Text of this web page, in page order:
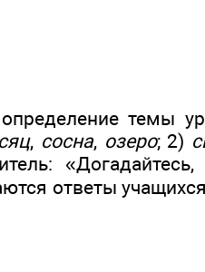
темы
, сосна, озеро; 2)
ответы